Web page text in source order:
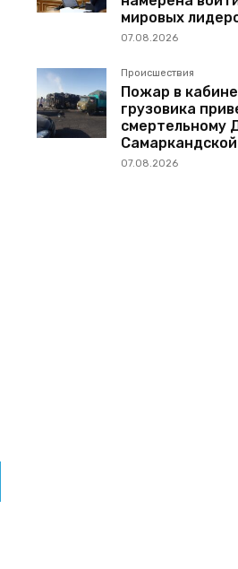
мировых
07.08.2026
Происшествия
Пожар в кабине
грузовика
смертельному
07.08.2026